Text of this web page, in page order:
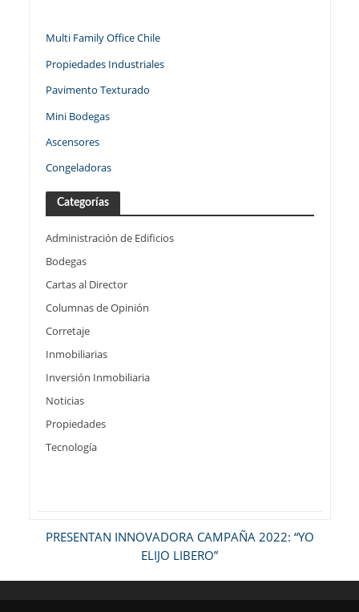
Multi Family Office Chile
Propiedades Industriales
Pavimento Texturado
Mini Bodegas
Ascensores
Congeladoras
Categorías
Administración de Edificios
Bodegas
Cartas al Director
Columnas de Opinión
Corretaje
Inmobiliarias
Inversión Inmobiliaria
Noticias
Propiedades
Tecnología
PRESENTAN INNOVADORA CAMPAÑA 2022: “YO
ELIJO LIBERO”